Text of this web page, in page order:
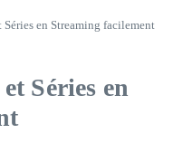
Séries en Streaming facilement
Séries en